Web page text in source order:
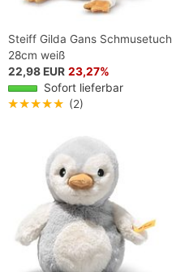
Steiff Gilda Gans Schmusetuch
28cm weiß
22,98 EUR 23,27%
Sofort lieferbar
★★★★★ (2)